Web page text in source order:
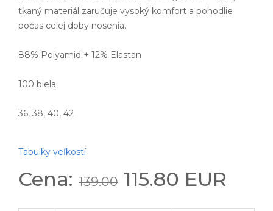
tkaný materiál zaručuje vysoký komfort a pohodlie
počas celej doby nosenia.
88% Polyamid + 12% Elastan
100 biela
36, 38, 40, 42
Tabulky veľkostí
Cena: 139.00 115.80 EUR